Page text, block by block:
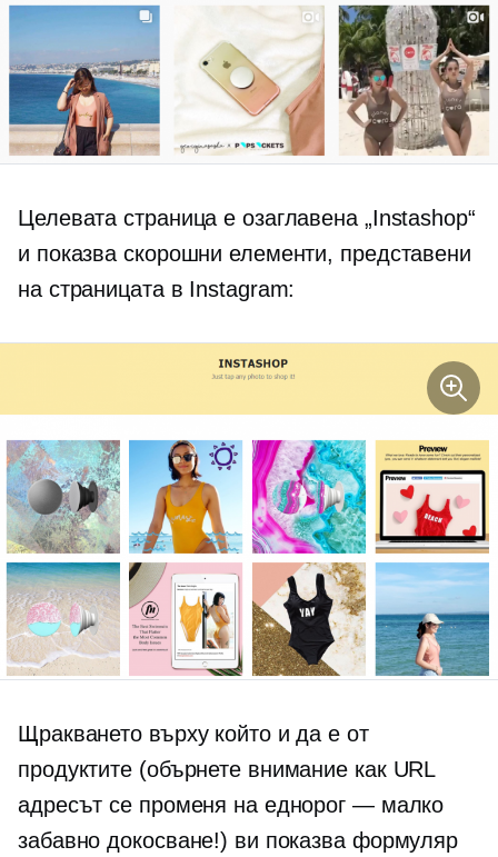
Целевата страница е озаглавена „Instashop“
и показва скорошни елементи, представени
на страницата в Instagram:
Щракването върху който и да е от
продуктите (обърнете внимание как URL
адресът се променя на еднорог — малко
забавно докосване!) ви показва формуляр